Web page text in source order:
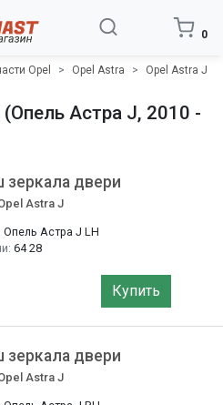
0
Opel Opel Astra
Opel Astra J
Астра J, 2010 -
двери
Astra J
Опель Астра J LH
64 28
Купить
двери
Astra J